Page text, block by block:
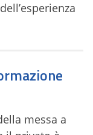
messa a